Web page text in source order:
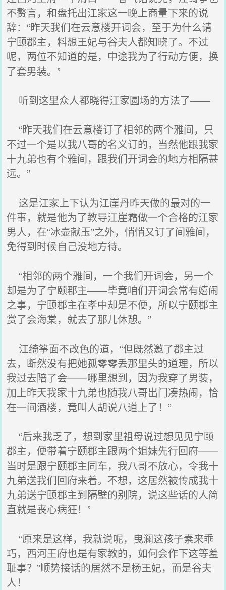
不赘言，和盘托出江家这一晚上商量下来的说
辞：“昨天我们在云意楼开词会，至于为什么请
宁颐郡主，料想王妃与谷夫人都知晓了。不过
呢，两位不知道的是，中途我为了行动方便，换
了套男装。”
听到这里众人都晓得江家圆场的方法了——
“昨天我们在云意楼订了相邻的两个雅间，只
不过一个是以我八哥的名义订的，当然他跟我家
十九弟也有个雅间，跟我们开词会的地方相隔甚
远。”
这是江家上下认为江崖丹昨天做的最对的一
件事，就是他为了教导江崖霜做一个合格的江家
男人，在“冰壶献玉”之外，悄悄又订了间雅间，
免得到时候自己没地方待。
“相邻的两个雅间，一个我们开词会，另一个
却是为了宁颐郡主——毕竟咱们开词会常有嬉闹
之事，宁颐郡主在孝中却是不便，所以宁颐郡主
赏了会海棠，就去了那儿休憩。”
江绮筝面不改色的道，“但既然邀了郡主过
去，断然没有把她孤零零丢那里头的道理，所以
我过去陪了会——哪里想到，因为我穿了男装，
加上昨天我家十九弟也随我八哥出门凑热闹，恰
在一间酒楼，竟叫人胡说八道上了！”
“后来我乏了，想到家里祖母说过想见见宁颐
郡主，便带着宁颐郡主跟两个姐妹先行回府——
当时是跟宁颐郡主同车，我八哥不放心，令我十
九弟送我们回府来着。不想，这居然被传成我十
九弟送宁颐郡主到隔壁的别院，说这些话的人简
直就是丧心病狂！”
“原来是这样，我就说呢，曳澜这孩子素来乖
巧，西河王府也是有家教的，如何会作下这等羞
耻事？”顺势接话的居然不是杨王妃，而是谷夫
人！